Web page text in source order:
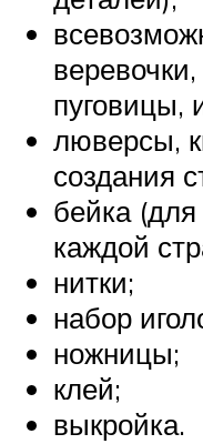
пуговицы,
люверсы,
создания
бейка (для
каждой
нитки;
набор
ножницы;
клей;
выкройка.